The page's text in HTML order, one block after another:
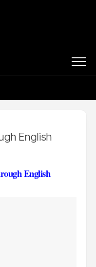
English
English